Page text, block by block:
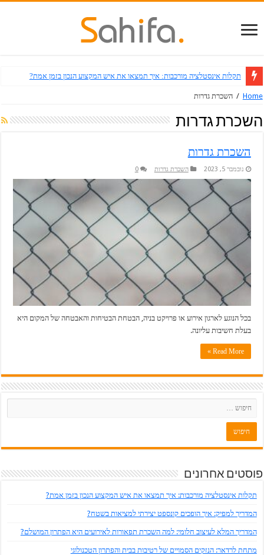
תקלות אינסטלציה מורכבות: איך תמצאו את איש המקצוע הנכון בזמן אמת?
Home
/ השכרת גדרות
השכרת גדרות
השכרת גדרות
נובמבר 5, 2023 השכרת גדרות 0
בכל הנוגע לארגון אירוע או פרויקט בניה, הבטחת הבטיחות והאבטחה של המקום היא
בעלת חשיבות עליונה.
Read More »
פוסטים אחרונים
תקלות אינסטלציה מורכבות: איך תמצאו את איש המקצוע הנכון בזמן אמת?
המדריך למפיק: איך הופכים קונספט יצירתי למציאות בשטח?
המדריך המלא לעיצוב חלומי: למה השכרת תפאורות לאירועים היא הפתרון המושלם?
מתחת לרדאר: הנזקים הסמויים של רטיבות בבית והפתרון הטכנולוגי